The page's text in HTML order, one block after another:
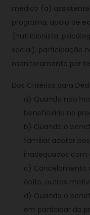
médico (a)
programa, apoio de
(nutricionista,
social), participação
monitoramento por
Dos Critérios para
a) Quando não
beneficiário no
b) Quando o
familiar adotar
inadequados com
c) Cancelamento
óbito, outros
d) Quando o
em participar do